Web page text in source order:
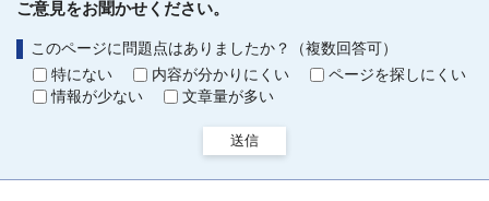
ご意見をお聞かせください。
このページに問題点はありましたか？（複数回答可）
特にない
内容が分かりにくい
ページを探しにくい
情報が少ない
文章量が多い
送信